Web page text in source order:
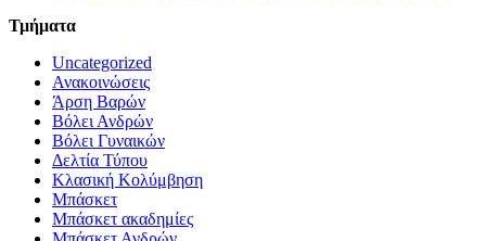
Τμήματα
Uncategorized
Ανακοινώσεις
Άρση Βαρών
Βόλει Ανδρών
Βόλει Γυναικών
Δελτία Τύπου
Κλασική Κολύμβηση
Μπάσκετ
Μπάσκετ ακαδημίες